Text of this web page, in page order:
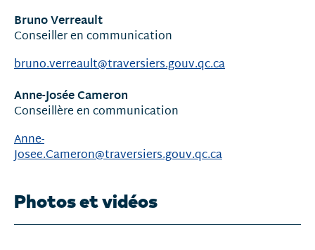
Bruno Verreault
Conseiller en communication
bruno.verreault@traversiers.gouv.qc.ca
Anne-Josée Cameron
Conseillère en communication
Anne-
Josee.Cameron@traversiers.gouv.qc.ca
Photos et vidéos